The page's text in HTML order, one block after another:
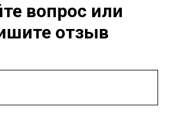
вопрос или
отзыв